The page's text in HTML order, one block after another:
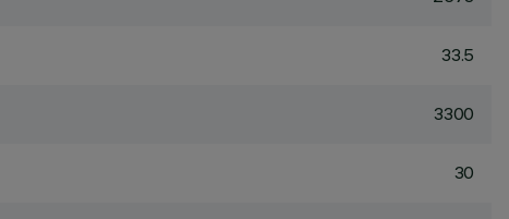
33.5
3300
30